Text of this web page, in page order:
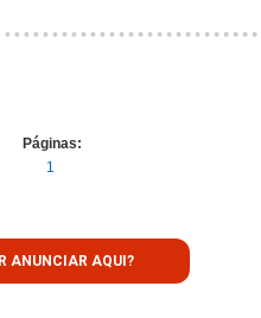
Páginas:
1
ANUNCIAR AQUI?